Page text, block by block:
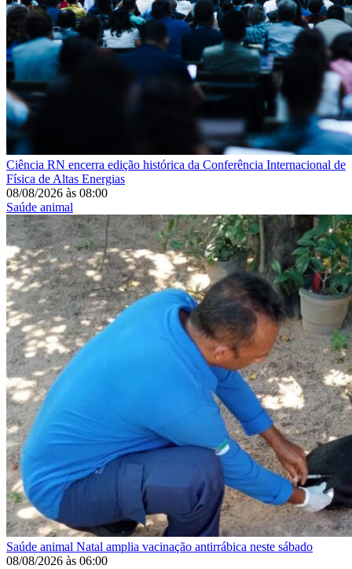
Ciência RN encerra edição histórica da Conferência Internacional de
Física de Altas Energias
08/08/2026 às 08:00
Saúde animal
Saúde animal Natal amplia vacinação antirrábica neste sábado
08/08/2026 às 06:00